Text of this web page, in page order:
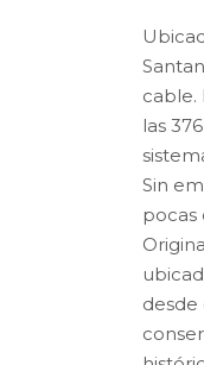
cable.
las
Sin
pocas
desde